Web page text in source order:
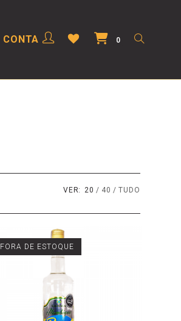
CONTA 0
VER: 20 40 TUDO
FORA DE ESTOQUE